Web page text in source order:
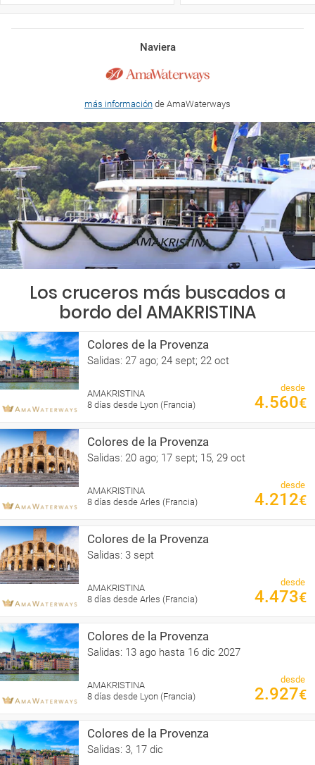
Naviera
más información de AmaWaterways
Los cruceros más buscados a
bordo del AMAKRISTINA
Colores de la Provenza
Salidas: 27 ago; 24 sept; 22 oct
AMAKRISTINA
8 días desde Lyon (Francia)
desde
4.560€
Colores de la Provenza
Salidas: 20 ago; 17 sept; 15, 29 oct
AMAKRISTINA
8 días desde Arles (Francia)
desde
4.212€
Colores de la Provenza
Salidas: 3 sept
AMAKRISTINA
8 días desde Arles (Francia)
desde
4.473€
Colores de la Provenza
Salidas: 13 ago hasta 16 dic 2027
AMAKRISTINA
8 días desde Lyon (Francia)
desde
2.927€
Colores de la Provenza
Salidas: 3, 17 dic